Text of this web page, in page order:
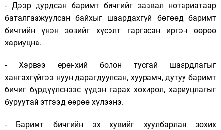
- Дээр дурдсан баримт бичгийг заавал нотариатаар
баталгаажуулсан байхыг шаардахгүй бөгөөд баримт
бичгийн үнэн зөвийг хүсэлт гаргасан иргэн өөрөө
хариуцна.
- Хэрвээ ерөнхий болон тусгай шаардлагыг
хангахгүйгээ нуун дарагдуулсан, хуурамч, дутуу баримт
бичиг бүрдүүлснээс үүдэн гарах хохирол, хариуцлагыг
буруутай этгээд өөрөө хүлээнэ.
- Баримт бичгийн эх хувийг хуулбарлан зохих